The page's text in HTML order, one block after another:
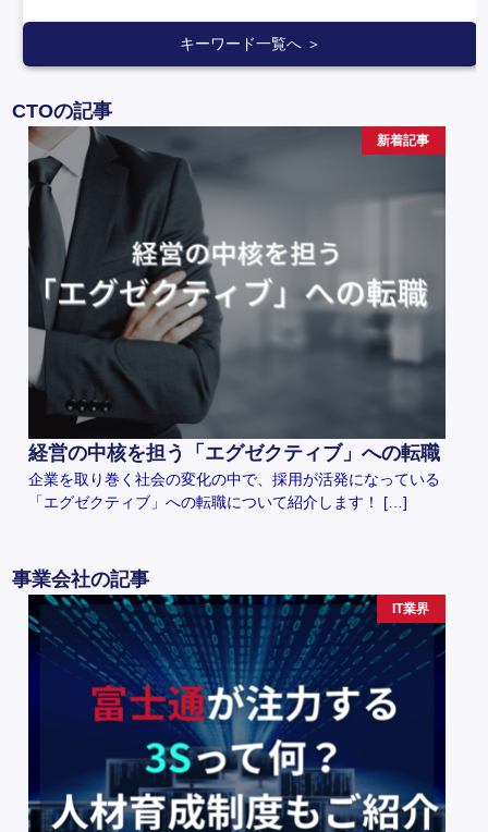
キーワード一覧へ ＞
CTOの記事
新着記事
経営の中核を担う「エグゼクティブ」への転職
企業を取り巻く社会の変化の中で、採用が活発になっている
「エグゼクティブ」への転職について紹介します！ […]
事業会社の記事
IT業界